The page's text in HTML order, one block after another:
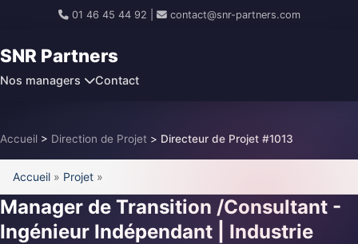
01 46 45 44 92 contact@snr-partners.com
SNR Partners
Nos managers Contact
Accueil > Direction de Projet > Directeur de Projet #1013
Accueil » Projet »
Manager de Transition /Consultant -
Ingénieur Indépendant | Industrie